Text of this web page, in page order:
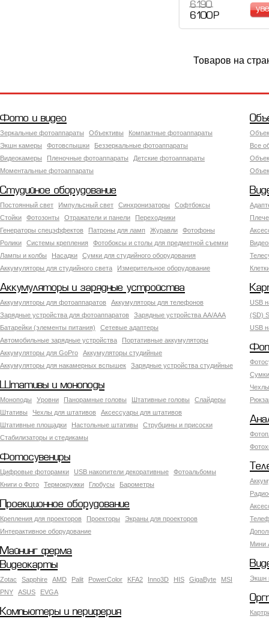
6 190
6 100 Р
Товаров на
Фото и видео
Зеркальные фотоаппараты Объективы
Компактные фотоаппараты
Экшн камеры
Фотовспышки
Беззеркальные фотоаппараты
Видеокамеры
Пленочные фотоаппараты
Детские фотоаппараты
Моментальные фотоаппараты
Все
Студийное оборудование
Постоянный свет Импульсный свет Синхронизаторы
Софтбоксы
Стойки
Фотозонты Отражатели и панели
Переходники
Генераторы спецэффектов
Патроны для ламп Журавли
Фотофоны
Ролики
Системы крепления
Фотобоксы и столы для предметной съемки
Лампы и колбы
Насадки
Сумки для студийного оборудования
Аккумуляторы для студийного света
Измерительное оборудование
Аккумуляторы и зарядные устройства
Аккумуляторы для фотоаппаратов
Аккумуляторы для телефонов
Зарядные устройства для фотоаппаратов
Зарядные устройства AA/AAA
Батарейки (элементы питания)
Сетевые адаптеры
Автомобильные зарядные устройства
Портативные аккумуляторы
Аккумуляторы для GoPro
Аккумуляторы студийные
Аккумуляторы для накамерных вспышек
Зарядные устройства студийные
USB
(SD)
USB
Штативы и моноподы
Моноподы Уровни Панорамные головы Штативные головы
Слайдеры
Штативы
Чехлы для штативов
Аксессуары для штативов
Штативные площадки
Настольные штативы
Струбцины и присоски
Стабилизаторы и стедикамы
Фотосувениры
Цифровые фоторамки USB накопители декоративные
Фотоальбомы
Книги о Фото
Термокружки Глобусы Барометры
Мини
Проекционное оборудование
Крепления для проекторов Проекторы
Экраны для проекторов
Интерактивное оборудование
Майнинг ферма
Экшн
Видеокарты
Zotac Sapphire AMD Palit PowerColor KFA2 Inno3D HIS GigaByte
MSI
PNY
ASUS EVGA
Компьютеры и периферия